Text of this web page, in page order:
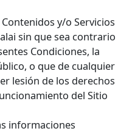
y/o Servicios
sin que sea contrario
Condiciones, la
o que de cualquier
lesión de los derechos
del Sitio
informaciones